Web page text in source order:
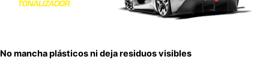
No mancha plásticos ni deja residuos visibles